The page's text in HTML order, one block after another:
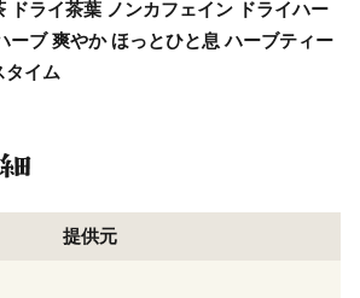
ドライ茶葉 ノンカフェイン ドライハー
ーブ 爽やか ほっとひと息 ハーブティー
タイム
提供元